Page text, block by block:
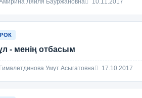
- менің отбасым
Гималетдинова Умут Асыгатовна 17.10.2017